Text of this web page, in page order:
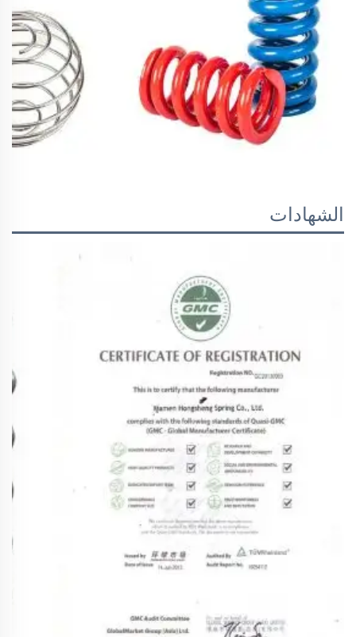
الشهادات